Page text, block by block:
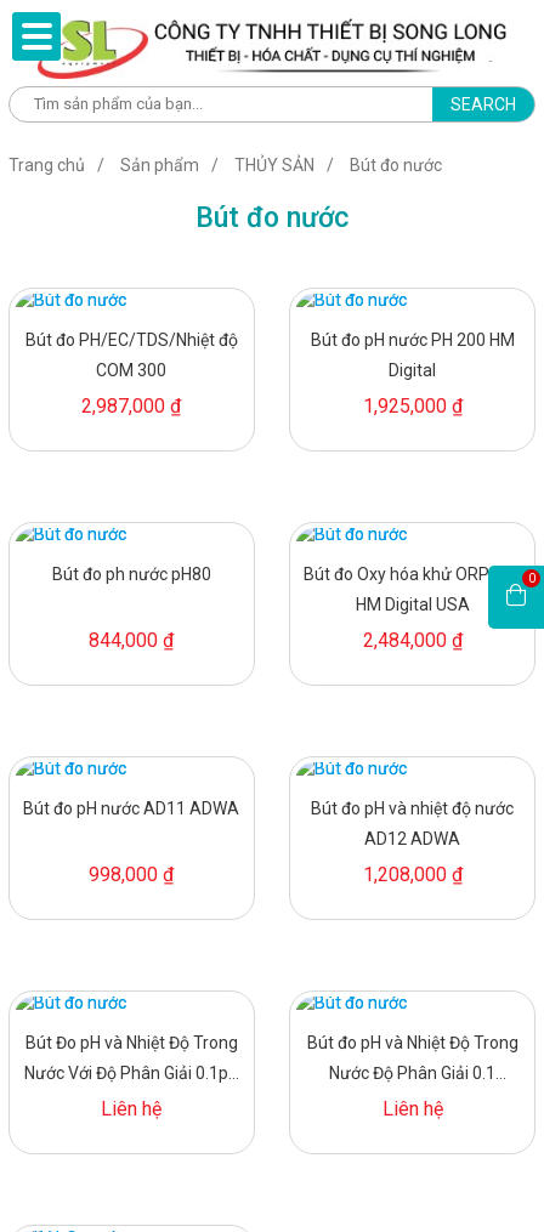
0
SEARCH
Trang chủ Sản phẩm THỦY SẢN Bút đo nước
Bút đo nước
Bút đo PH/EC/TDS/Nhiệt độ
COM 300
2,987,000 ₫
Bút đo pH nước PH 200 HM
Digital
1,925,000 ₫
Bút đo ph nước pH80
844,000 ₫
Bút đo Oxy hóa khử ORP 200
HM Digital USA
2,484,000 ₫
Bút đo pH nước AD11 ADWA
998,000 ₫
Bút đo pH và nhiệt độ nước
AD12 ADWA
1,208,000 ₫
Bút Đo pH và Nhiệt Độ Trong
Nước Với Độ Phân Giải 0.1pH
HI98107
Liên hệ
Bút đo pH và Nhiệt Độ Trong
Nước Độ Phân Giải 0.1
HI98127
Liên hệ